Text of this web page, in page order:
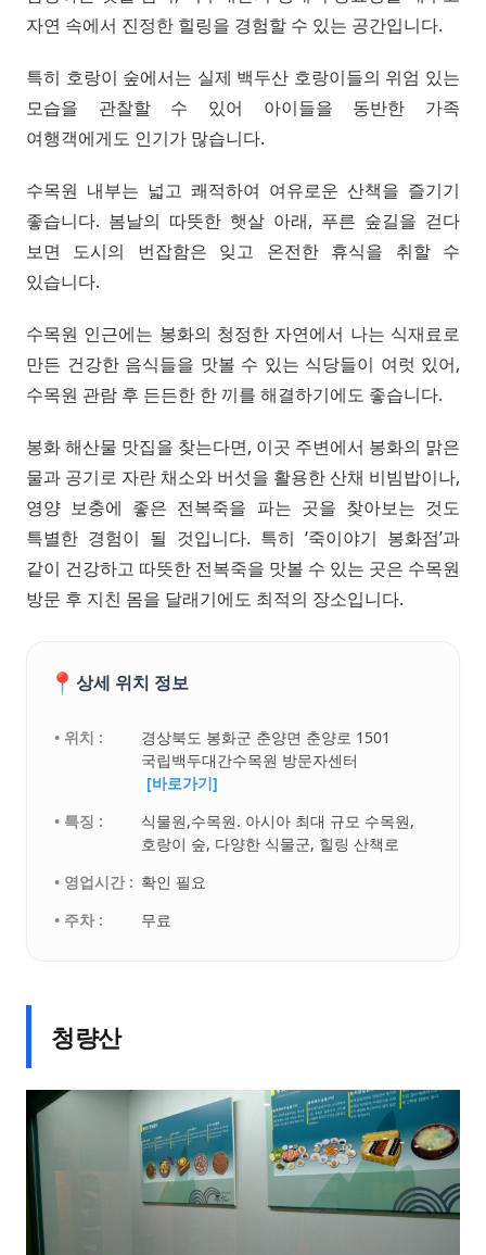
자연 속에서 진정한 힐링을 경험할 수 있는 공간입니다.
특히 호랑이 숲에서는 실제 백두산 호랑이들의 위엄 있는
모습을 관찰할 수 있어 아이들을 동반한 가족
여행객에게도 인기가 많습니다.
수목원 내부는 넓고 쾌적하여 여유로운 산책을 즐기기
좋습니다. 봄날의 따뜻한 햇살 아래, 푸른 숲길을 걷다
보면 도시의 번잡함은 잊고 온전한 휴식을 취할 수
있습니다.
수목원 인근에는 봉화의 청정한 자연에서 나는 식재료로
만든 건강한 음식들을 맛볼 수 있는 식당들이 여럿 있어,
수목원 관람 후 든든한 한 끼를 해결하기에도 좋습니다.
봉화 해산물 맛집을 찾는다면, 이곳 주변에서 봉화의 맑은
물과 공기로 자란 채소와 버섯을 활용한 산채 비빔밥이나,
영양 보충에 좋은 전복죽을 파는 곳을 찾아보는 것도
특별한 경험이 될 것입니다. 특히 ‘죽이야기 봉화점’과
같이 건강하고 따뜻한 전복죽을 맛볼 수 있는 곳은 수목원
방문 후 지친 몸을 달래기에도 최적의 장소입니다.
📍 상세 위치 정보
• 위치 :
경상북도 봉화군 춘양면 춘양로 1501
국립백두대간수목원 방문자센터
[바로가기]
• 특징 :
식물원,수목원. 아시아 최대 규모 수목원,
호랑이 숲, 다양한 식물군, 힐링 산책로
• 영업시간 : 확인 필요
• 주차 :
무료
청량산